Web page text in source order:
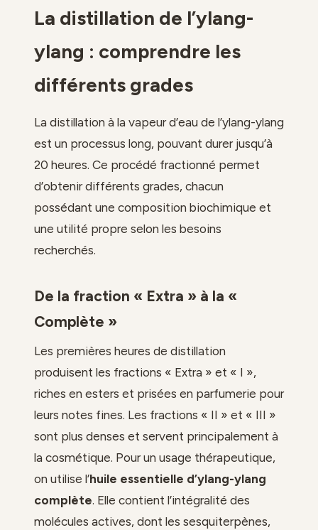
La distillation de l’ylang-
ylang : comprendre les
différents grades
La distillation à la vapeur d’eau de l’ylang-ylang
est un processus long, pouvant durer jusqu’à
20 heures. Ce procédé fractionné permet
d’obtenir différents grades, chacun
possédant une composition biochimique et
une utilité propre selon les besoins
recherchés.
De la fraction « Extra » à la «
Complète »
Les premières heures de distillation
produisent les fractions « Extra » et « I »,
riches en esters et prisées en parfumerie pour
leurs notes fines. Les fractions « II » et « III »
sont plus denses et servent principalement à
la cosmétique. Pour un usage thérapeutique,
on utilise l’huile essentielle d’ylang-ylang
complète. Elle contient l’intégralité des
molécules actives, dont les sesquiterpènes,